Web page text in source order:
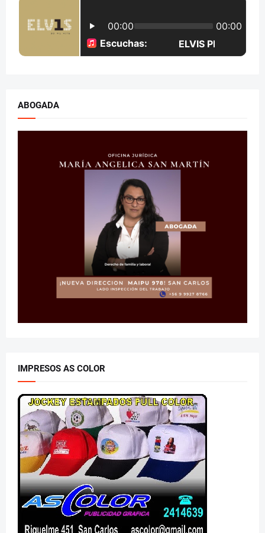
ABOGADA
IMPRESOS AS COLOR